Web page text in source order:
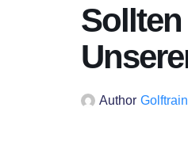
Author